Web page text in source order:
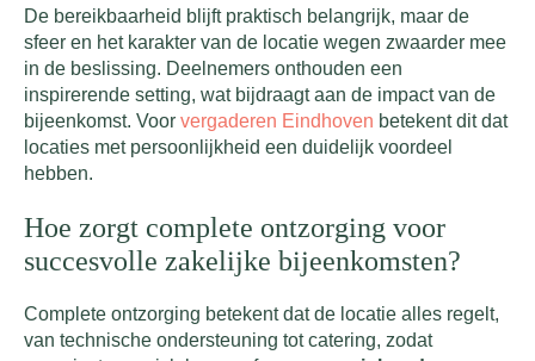
De bereikbaarheid blijft praktisch belangrijk, maar de
sfeer en het karakter van de locatie wegen zwaarder mee
in de beslissing. Deelnemers onthouden een
inspirerende setting, wat bijdraagt aan de impact van de
bijeenkomst. Voor vergaderen Eindhoven betekent dit dat
locaties met persoonlijkheid een duidelijk voordeel
hebben.
Hoe zorgt complete ontzorging voor
succesvolle zakelijke bijeenkomsten?
Complete ontzorging betekent dat de locatie alles regelt,
van technische ondersteuning tot catering, zodat